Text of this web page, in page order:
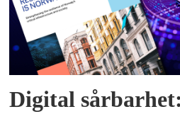
Digital